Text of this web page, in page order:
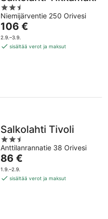
2.5
out
of
5
Niemijärventie 250 Orivesi
Hinta
on
106 €
106 €
2.9.–3.9.
sisältää verot ja maksut
Salkolahti Tivoli
2.5
out
of
5
Anttilanrannatie 38 Orivesi
Hinta
on
86 €
86 €
1.9.–2.9.
sisältää verot ja maksut